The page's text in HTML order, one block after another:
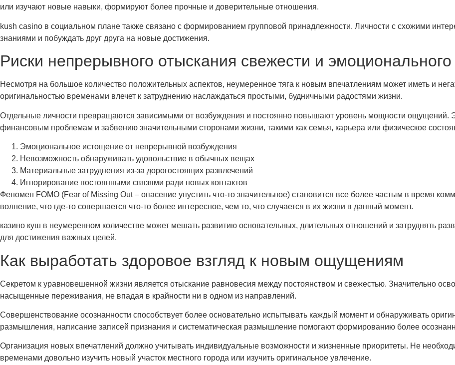
или изучают новые навыки, формируют более прочные и доверительные отношения.
kush casino в социальном плане также связано с формированием групповой принадлежности. Личности с схожими
знаниями и побуждать друг друга на новые достижения.
Риски непрерывного отыскания свежести и
Несмотря на большое количество положительных аспектов, неумеренное тяга к новым впечатлениям может иметь и
оригинальностью временами влечет к затруднению наслаждаться простыми, будничными радостями жизни.
Отдельные личности превращаются зависимыми от возбуждения и постоянно повышают уровень мощности ощущений.
финансовым проблемам и забвению значительными сторонами жизни, такими как семья, карьера или физическое
Эмоциональное истощение от непрерывной возбуждения
Невозможность обнаруживать удовольствие в обычных вещах
Материальные затруднения из-за дорогостоящих развлечений
Игнорирование постоянными связями ради новых контактов
Феномен FOMO (Fear of Missing Out – опасение упустить что-то значительное) становится все более частым в время
волнение, что где-то совершается что-то более интересное, чем то, что случается в их жизни в данный момент.
казино куш в неумеренном количестве может мешать развитию основательных, длительных отношений и затруднять
для достижения важных целей.
Как выработать здоровое взгляд к новым ощущениям
Секретом к уравновешенной жизни является отыскание равновесия между постоянством и свежестью. Значительно
насыщенные переживания, не впадая в крайности ни в одном из направлений.
Совершенствование осознанности способствует более основательно испытывать каждый момент и обнаруживать
размышления, написание записей признания и систематическая размышление помогают формированию более
Организация новых впечатлений должно учитывать индивидуальные возможности и жизненные приоритеты. Не
временами довольно изучить новый участок местного города или изучить оригинальное увлечение.